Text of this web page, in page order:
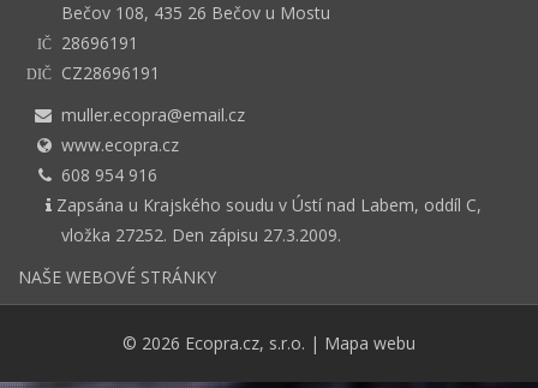
Bečov 108, 435 26 Bečov u Mostu
IČ 28696191
DIČ
CZ28696191
muller.ecopra@email.cz
www.ecopra.cz
608 954 916
Zapsána u Krajského soudu v Ústí nad Labem, oddíl C,
vložka 27252. Den zápisu 27.3.2009.
NAŠE WEBOVÉ STRÁNKY
© 2026 Ecopra.cz, s.r.o. | Mapa webu